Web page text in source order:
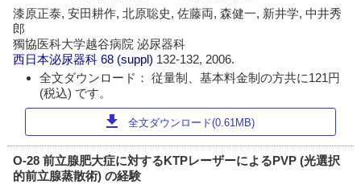
漆原正泰, 安田耕作, 北原聡史, 佐藤両, 森健一, 新井学, 中井秀
郎
獨協医科大学越谷病院 泌尿器科
西日本泌尿器科 68 (suppl) 132-132, 2006.
全文ダウンロード： 従量制、基本料金制の方共に121円
(税込) です。
download 全文ダウンロード(0.61MB)
O-28 前立腺肥大症に対するKTPレーザーによるPVP (光選択
的前立腺蒸散術) の経験